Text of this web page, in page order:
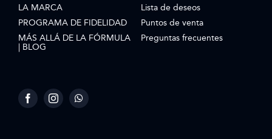
LA MARCA
PROGRAMA DE FIDELIDAD
MÁS ALLÁ DE LA FÓRMULA
| BLOG
Lista de deseos
Puntos de venta
Preguntas frecuentes